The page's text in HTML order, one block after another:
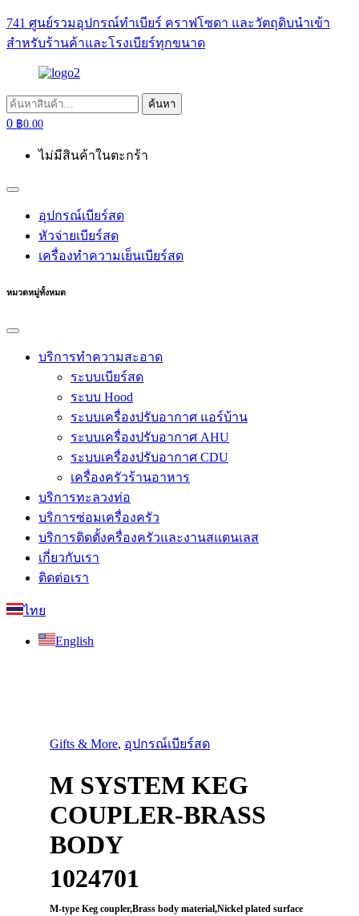
741 ศูนย์รวมอุปกรณ์ทำเบียร์ คราฟโซดา และวัตถุดิบนำเข้า
สำหรับร้านค้าและโรงเบียร์ทุกขนาด
ค้นหา: ค้นหา
0 ฿0.00
ไม่มีสินค้าในตะกร้า
อุปกรณ์เบียร์สด
หัวจ่ายเบียร์สด
เครื่องทำความเย็นเบียร์สด
หมวดหมู่ทั้งหมด
บริการทำความสะอาด
ระบบเบียร์สด
ระบบ Hood
ระบบเครื่องปรับอากาศ แอร์บ้าน
ระบบเครื่องปรับอากาศ AHU
ระบบเครื่องปรับอากาศ CDU
เครื่องครัวร้านอาหาร
บริการทะลวงท่อ
บริการซ่อมเครื่องครัว
บริการติดตั้งครื่องครัวและงานสแตนเลส
เกี่ยวกับเรา
ติดต่อเรา
ไทย
English
Gifts & More, อุปกรณ์เบียร์สด
M SYSTEM KEG
COUPLER-BRASS
BODY
1024701
M-type Keg coupler,Brass body material,Nickel plated surface​